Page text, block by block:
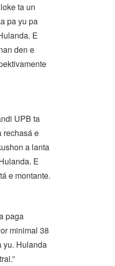
ta un
pa yu pa
E
den e
UPB ta
rechasá e
a lanta
E
e montante.
paga
minimal 38
yu. Hulanda